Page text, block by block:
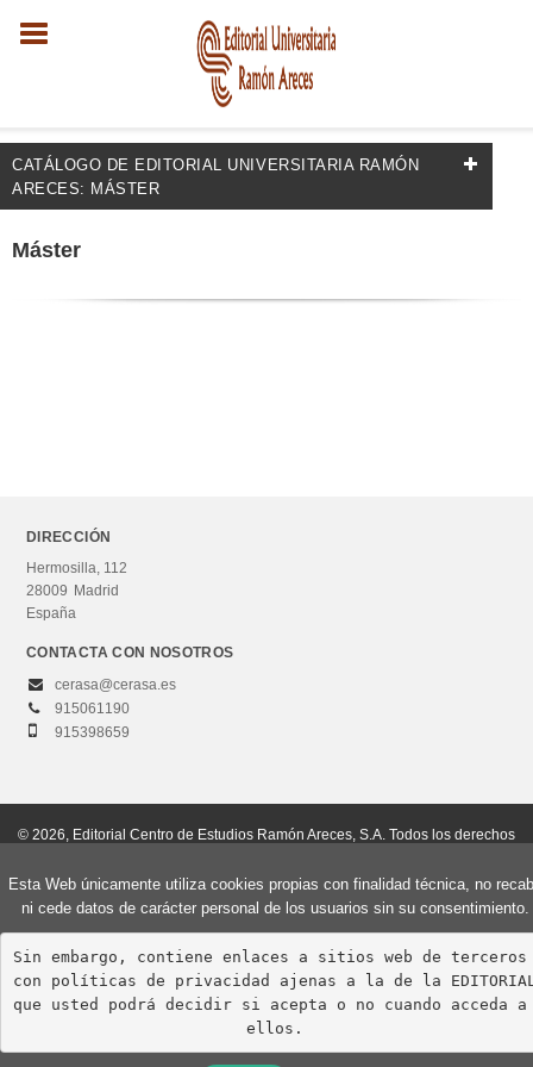
CATÁLOGO DE EDITORIAL UNIVERSITARIA RAMÓN
ARECES: MÁSTER
FILTRADO POR:
Psicología infantil y evolutiva/del desarrollo
CATEGORÍAS
Curso de acceso
Grados universitarios
Máster
Acceso mayores de 25 y 45 años
Management
Universidad Rey Juan Carlos
Máster
DIRECCIÓN
Hermosilla, 112
28009 Madrid
España
CONTACTA CON NOSOTROS
cerasa@cerasa.es
915061190
915398659
© 2026, Editorial Centro de Estudios Ramón Areces, S.A. Todos los derechos
Aviso Legal Política de privacidad Política de cookies
Esta Web únicamente utiliza cookies propias con finalidad técnica, no
ni cede datos de carácter personal de los usuarios sin su consentimiento.
Sin embargo, contiene enlaces a sitios web de terceros
con políticas de privacidad ajenas a la de la
que usted podrá decidir si acepta o no cuando acceda a
ellos.